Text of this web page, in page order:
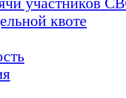
квоте